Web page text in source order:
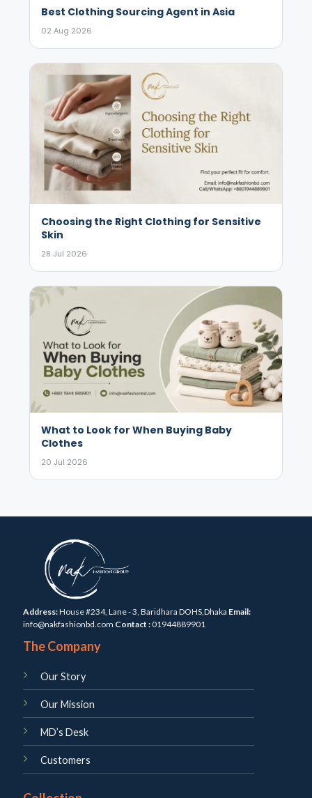
Best Clothing Sourcing Agent in Asia
02 Aug 2026
Choosing the Right Clothing for Sensitive
Skin
28 Jul 2026
What to Look for When Buying Baby
Clothes
20 Jul 2026
Address:House #234, Lane - 3, Baridhara DOHS,Dhaka Email:
info@nakfashionbd.com Contact :01944889901
The Company
Our Story
Our Mission
MD’s Desk
Customers